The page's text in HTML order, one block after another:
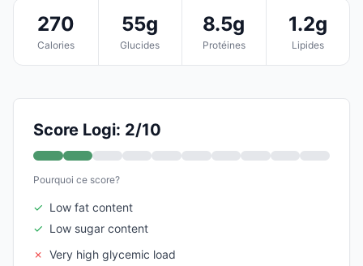
270
Calories
55g
Glucides
8.5g
Protéines
1.2g
Lipides
Score Logi: 2/10
Pourquoi ce score?
✓ Low fat content
✓ Low sugar content
✗ Very high glycemic load